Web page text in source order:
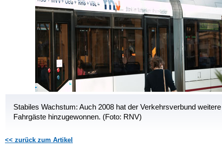
Stabiles Wachstum: Auch 2008 hat der Verkehrsverbund weitere
Fahrgäste hinzugewonnen. (Foto: RNV)
<< zurück zum Artikel